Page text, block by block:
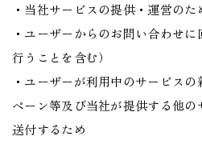
・当社サービスの提供・運営のた
・ユーザーからのお問い合わせ
行うことを含む）
・ユーザーが利用中のサービス
ペーン等及び当社が提供する他
送付するため